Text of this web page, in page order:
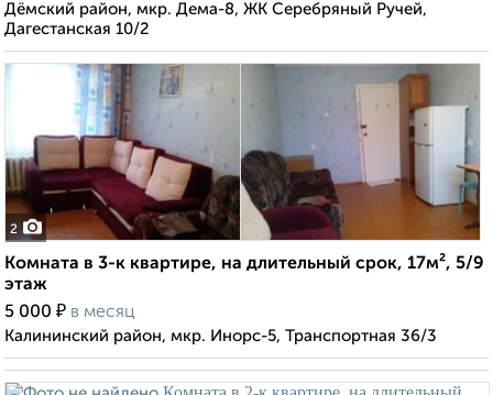
Дёмский район, мкр. Дема-8, ЖК Серебряный Ручей,
Дагестанская 10/2
2
Комната в 3-к квартире, на длительный срок, 17м², 5/9
этаж
5 000 ₽ в месяц
Калининский район, мкр. Инорс-5, Транспортная 36/3